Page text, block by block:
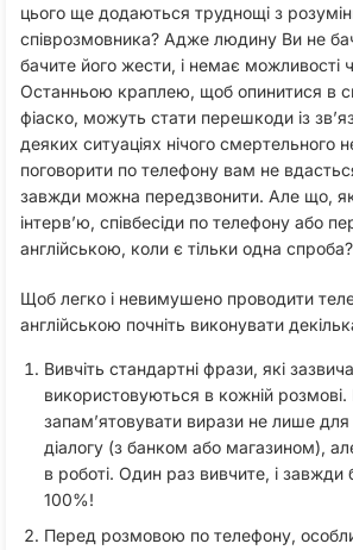
цього ще додаються труднощі з
співрозмовника? Адже людину Ви не
бачите його жести, і немає можливості
Останньою краплею, щоб опинитися в
фіаско, можуть стати перешкоди із
деяких ситуаціях нічого смертельного
поговорити по телефону вам не
завжди можна передзвонити. Але що,
інтерв’ю, співбесіди по телефону або
англійською, коли є тільки одна спроба?
Щоб легко і невимушено проводити
англійською почніть виконувати
Вивчіть стандартні фрази, які
використовуються в кожній
запам’ятовувати вирази не лише
діалогу (з банком або магазином), але
в роботі. Один раз вивчите, і завжди
100%!
Перед розмовою по телефону,